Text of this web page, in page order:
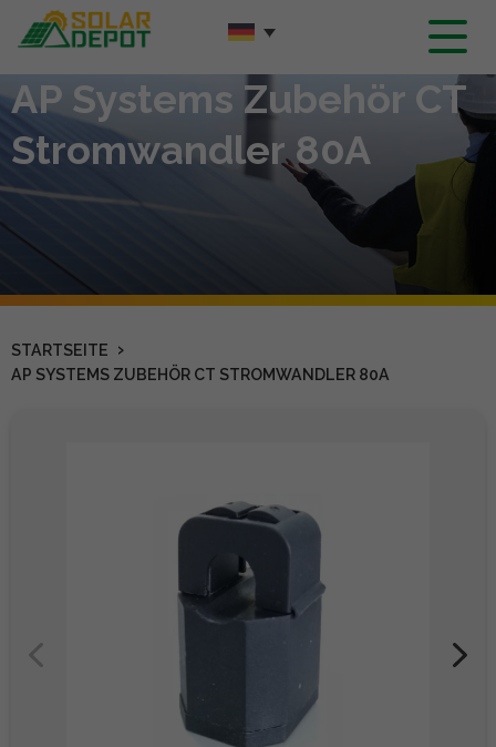
Hauptinhalt
AP Systems Zubehör CT
Stromwandler 80A
STARTSEITE ›
AP SYSTEMS ZUBEHÖR CT STROMWANDLER 80A